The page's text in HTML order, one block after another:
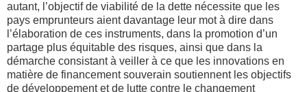
autant, l’objectif de viabilité de la dette nécessite que les
pays emprunteurs aient davantage leur mot à dire dans
l’élaboration de ces instruments, dans la promotion d’un
partage plus équitable des risques, ainsi que dans la
démarche consistant à veiller à ce que les innovations en
matière de financement souverain soutiennent les objectifs
de développement et de lutte contre le changement